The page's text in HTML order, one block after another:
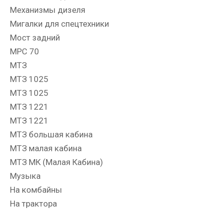
Механизмы дизеля
Мигалки для спецтехники
Мост задний
МРС 70
МТЗ
МТЗ 1025
МТЗ 1025
МТЗ 1221
МТЗ 1221
МТЗ большая кабина
МТЗ малая кабина
МТЗ МК (Малая Кабина)
Музыка
На комбайны
На трактора